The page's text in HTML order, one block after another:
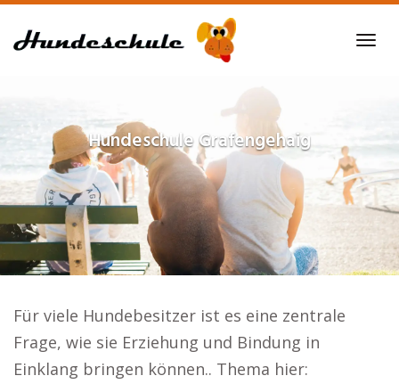
to
HundeschuleGrafengehaig
Für viele Hundebesitzer ist es eine zentrale
Frage, wie sie Erziehung und Bindung in
Einklang bringen können.. Thema hier: